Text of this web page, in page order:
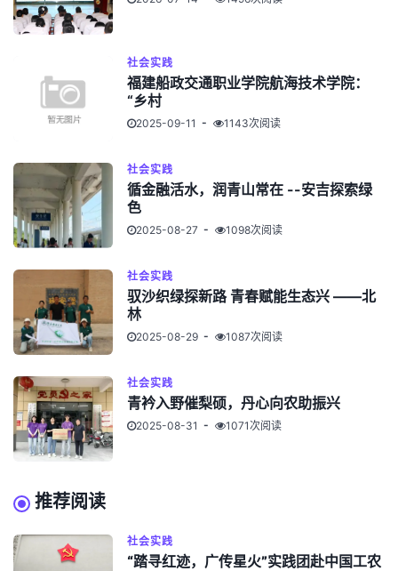
社会实践
福建船政交通职业学院航海技术学院：
“乡村
2025-09-11 1143次阅读
社会实践
循金融活水，润青山常在 --安吉探索绿
色
2025-08-27 1098次阅读
社会实践
驭沙织绿探新路 青春赋能生态兴 ——北
林
2025-08-29 1087次阅读
社会实践
青衿入野催梨硕，丹心向农助振兴
2025-08-31 1071次阅读
推荐阅读
社会实践
“踏寻红迹，广传星火”实践团赴中国工农